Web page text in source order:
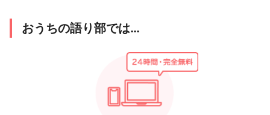
おうちの語り部では…